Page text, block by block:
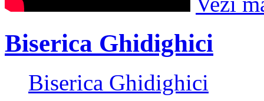
Biserica Ghidighici
Biserica Ghidighici